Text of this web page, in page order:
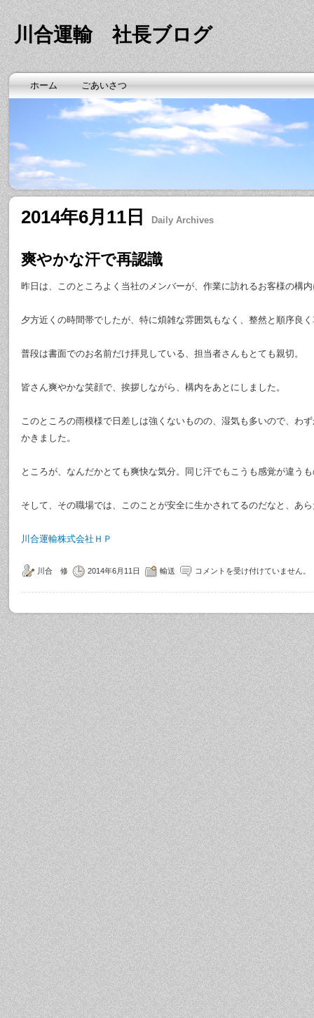
川合運輸 社長ブログ
ホーム ごあいさつ
2014年6月11日 Daily Archives
爽やかな汗で再認識
昨日は、このところよく当社のメンバーが、作業に訪れるお客様の構
夕方近くの時間帯でしたが、特に煩雑な雰囲気もなく、整然と順序良
普段は書面でのお名前だけ拝見している、担当者さんもとても親切。
皆さん爽やかな笑顔で、挨拶しながら、構内をあとにしました。
このところの雨模様で日差しは強くないものの、湿気も多いので、わ
かきました。
ところが、なんだかとても爽快な気分。同じ汗でもこうも感覚が違う
そして、その職場では、このことが安全に生かされてるのだなと、あ
川合運輸株式会社ＨＰ
川合 修 2014年6月11日 輸送 コメントを受け付けていません。